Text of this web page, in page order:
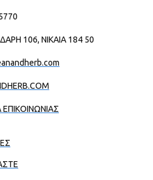
106, ΝΊΚΑΙΑ 184 50